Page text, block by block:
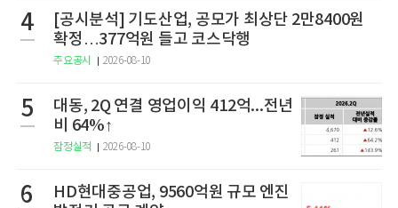
4
[공시분석] 기도산업, 공모가 최상단 2만8400원
확정…377억원 들고 코스닥행
주요공시 2026-08-10
5
대동, 2Q 연결 영업이익 412억...전년
비 64%↑
잠정실적 2026-08-10
6
HD현대중공업, 9560억원 규모 엔진